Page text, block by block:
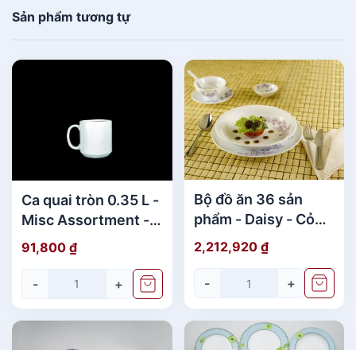
,
7
T
r
n
g
s
Sản phẩm tương tự
Ca quai tròn 0.35 L -
Misc Assortment -
Trắng
91,800 ₫
- +
Bộ đồ ăn 36 sản
phẩm - Daisy - Cỏ
Tím
2,212,920 ₫
- +